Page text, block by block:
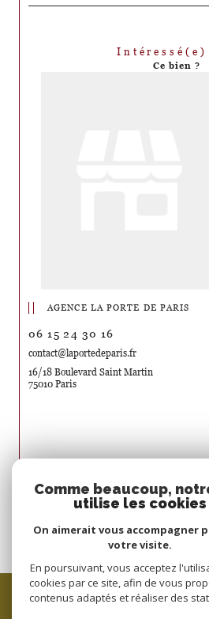
Ce bien ?
AGENCE LA PORTE DE PARIS
06 15 24 30 16
contact@laportedeparis.fr
16/18 Boulevard Saint Martin
75010 Paris
Nous
ESPACE
SE
Comme beaucoup,
utilise les cookies
On aimerait vous accompagner
votre visite.
En poursuivant, vous acceptez
cookies par ce site, afin de vous
contenus adaptés et réaliser des